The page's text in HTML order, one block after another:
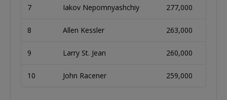
7 Iakov Nepomnyashchiy 277,000
8 Allen Kessler 263,000
9 Larry St. Jean 260,000
10 John Racener 259,000